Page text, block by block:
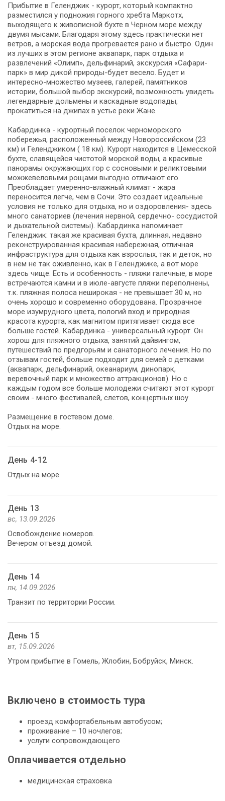
Прибытие в Геленджик - курорт, который компактно
разместился у подножия горного хребта Маркотх,
выходящего к живописной бухте в Черном море между
двумя мысами. Благодаря этому здесь практически нет
ветров, а морская вода прогревается рано и быстро. Один
из лучших в этом регионе аквапарк, парк отдыха и
развлечений «Олимп», дельфинарий, экскурсия «Сафари-
парк» в мир дикой природы-будет весело. Будет и
интересно-множество музеев, галерей, памятников
истории, большой выбор экскурсий, возможность увидеть
легендарные дольмены и каскадные водопады,
прокатиться на джипах в устье реки Жане.
Кабардинка - курортный поселок черноморского
побережья, расположенный между Новороссийском (23
км) и Геленджиком ( 18 км). Курорт находится в Цемесской
бухте, славящейся чистотой морской воды, а красивые
панорамы окружающих гор с сосновыми и реликтовыми
можжевеловыми рощами выгодно отличают его.
Преобладает умеренно-влажный климат - жара
переносится легче, чем в Сочи. Это создает идеальные
условия не только для отдыха, но и оздоровления- здесь
много санаториев (лечения нервной, сердечно- сосудистой
и дыхательной системы). Кабардинка напоминает
Геленджик: такая же красивая бухта, длинная, недавно
реконструированная красивая набережная, отличная
инфраструктура для отдыха как взрослых, так и деток, но
в нем не так оживленно, как в Геленджике, а вот море
здесь чище. Есть и особенность - пляжи галечные, в море
встречаются камни и в июле-августе пляжи переполнены,
т.к. пляжная полоса неширокая - не превышает 30 м, но
очень хорошо и современно оборудована. Прозрачное
море изумрудного цвета, пологий вход и природная
красота курорта, как магнитом притягивает сюда все
больше гостей. Кабардинка - универсальный курорт. Он
хорош для пляжного отдыха, занятий дайвингом,
путешествий по предгорьям и санаторного лечения. Но по
отзывам гостей, больше подходит для семей с детками
(аквапарк, дельфинарий, океанариум, динопарк,
веревочный парк и множество аттракционов). Но с
каждым годом все больше молодежи считают этот курорт
своим - много фестивалей, слетов, концертных шоу.
Размещение в гостевом доме.
Отдых на море.
День 4-12
Отдых на море.
День 13
вс, 13.09.2026
Освобождение номеров.
Вечером отъезд домой.
День 14
пн, 14.09.2026
Транзит по территории России.
День 15
вт, 15.09.2026
Утром прибытие в Гомель, Жлобин, Бобруйск, Минск.
Включено в стоимость тура
проезд комфортабельным автобусом;
проживание – 10 ночлегов;
услуги сопровождающего
Оплачивается отдельно
медицинская страховка